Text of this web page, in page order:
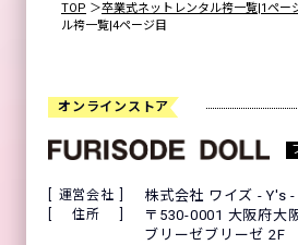
TOP ＞卒業式ネットレンタル袴一覧|1ペー
ル袴一覧|4ページ目
オンラインストア
運営会社 株式会社 ワイズ - Y's -
住所
〒530-0001 大阪府大
ブリーゼブリーゼ 2F